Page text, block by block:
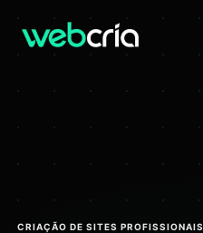
CRIAÇÃO DE SITES PROFISSIONAIS